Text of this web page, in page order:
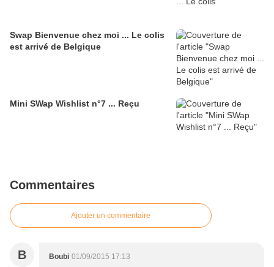
Swap Bienvenue chez moi ... Le colis
est arrivé de Belgique
Mini SWap Wishlist n°7 ... Reçu
Commentaires
Ajouter un commentaire
B Boubi 01/09/2015 17:13